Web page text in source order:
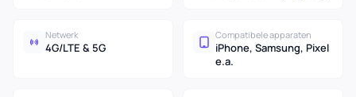
Netwerk
4G/LTE & 5G
Compatibele apparaten
iPhone, Samsung, Pixel
e.a.